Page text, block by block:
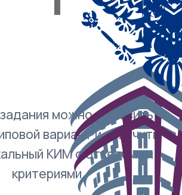
можно добавить в
вариант и получить
КИМ с ответами и
критериями.